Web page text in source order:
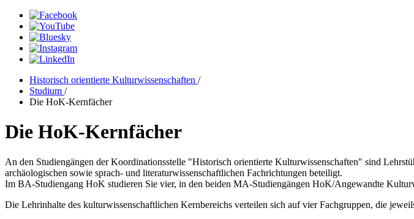
Historisch orientierte Kulturwissenschaften /
Studium /
Die HoK-Kernfächer
Die HoK-Kernfächer
An den Studiengängen der Koordinationsstelle "Historisch orientierte Kulturwissenschaften" sind
archäologischen sowie sprach- und literaturwissenschaftlichen Fachrichtungen beteiligt.
Im BA-Studiengang HoK studieren Sie vier, in den beiden MA-Studiengängen HoK/Angewandte
Die Lehrinhalte des kulturwissenschaftlichen Kernbereichs verteilen sich auf vier Fachgruppen, die